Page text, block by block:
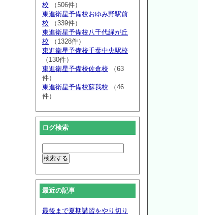
校 （506件）
東進衛星予備校おゆみ野駅前
校 （339件）
東進衛星予備校八千代緑が丘
校 （1328件）
東進衛星予備校千葉中央駅校
（130件）
東進衛星予備校佐倉校 （63
件）
東進衛星予備校蘇我校 （46
件）
ログ検索
最近の記事
最後まで夏期講習をやり切り